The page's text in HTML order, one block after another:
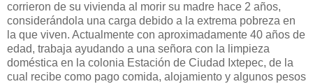
corrieron de su vivienda al morir su madre hace 2 años,
considerándola una carga debido a la extrema pobreza en
la que viven. Actualmente con aproximadamente 40 años de
edad, trabaja ayudando a una señora con la limpieza
doméstica en la colonia Estación de Ciudad Ixtepec, de la
cual recibe como pago comida, alojamiento y algunos pesos